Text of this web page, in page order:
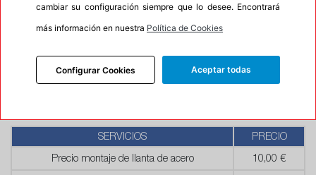
neumáticos. En caso contrario su pedido no podrá
ser entregado.
SERVICIOS PRECIO
Precio montaje de llanta de acero 10,00 €
cambiar su configuración siempre que lo desee. Encontrará
más información en nuestra Política de Cookies
Configurar Cookies Aceptar todas